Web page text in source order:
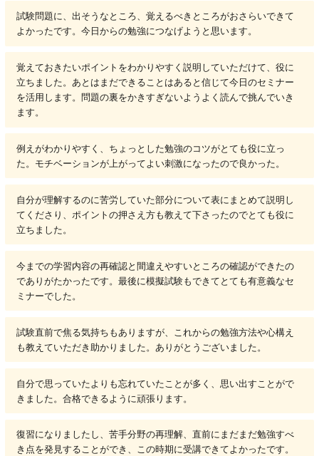
試験問題に、出そうなところ、覚えるべきところがおさらいできて
よかったです。今日からの勉強につなげようと思います。
覚えておきたいポイントをわかりやすく説明していただけて、役に
立ちました。あとはまだできることはあると信じて今日のセミナー
を活用します。問題の裏をかきすぎないようよく読んで挑んでいき
ます。
例えがわかりやすく、ちょっとした勉強のコツがとても役に立っ
た。モチベーションが上がってよい刺激になったので良かった。
自分が理解するのに苦労していた部分について表にまとめて説明し
てくださり、ポイントの押さえ方も教えて下さったのでとても役に
立ちました。
今までの学習内容の再確認と間違えやすいところの確認ができたの
でありがたかったです。最後に模擬試験もできてとても有意義なセ
ミナーでした。
試験直前で焦る気持ちもありますが、これからの勉強方法や心構え
も教えていただき助かりました。ありがとうございました。
自分で思っていたよりも忘れていたことが多く、思い出すことがで
きました。合格できるように頑張ります。
復習になりましたし、苦手分野の再理解、直前にまだまだ勉強すべ
き点を発見することができ、この時期に受講できてよかったです。